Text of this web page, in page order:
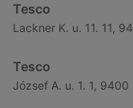
Tesco
Lackner K. u. 11. 11,
Tesco
József A. u. 1. 1, 9400